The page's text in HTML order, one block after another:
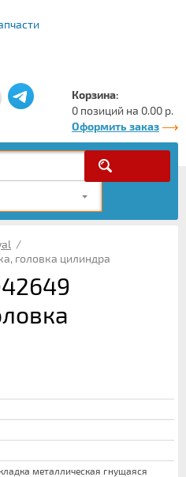
Корзина:
0 позиций на 0.00 р.
Оформить заказ
/
головка цилиндра
металлическая гнущаяся